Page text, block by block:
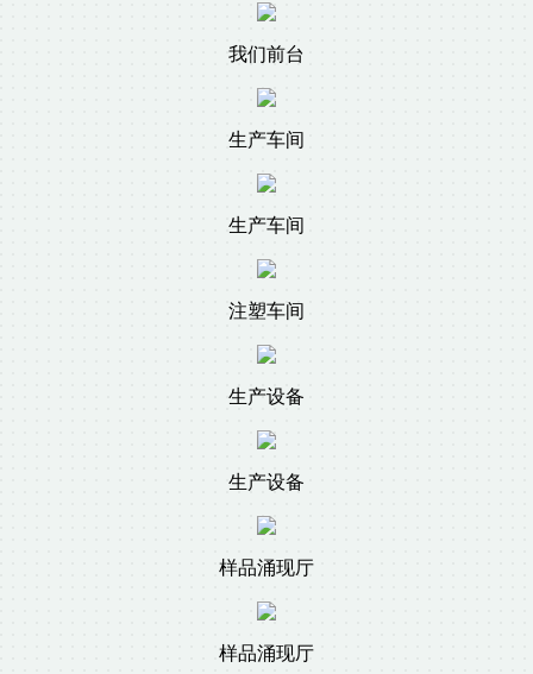
我们前台
生产车间
生产车间
注塑车间
生产设备
生产设备
样品涌现厅
样品涌现厅